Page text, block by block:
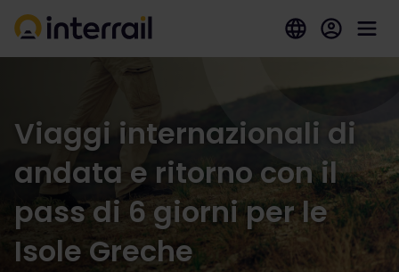
Viaggi internazionali di
andata e ritorno con il
pass di 6 giorni per le
Isole Greche